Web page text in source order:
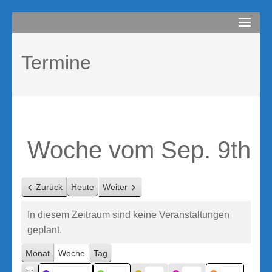
Inhalt
(Enter
drücken)
compurem
Termine
Woche vom Sep. 9th
Zurück Heute Weiter
In diesem Zeitraum sind keine Veranstaltungen
geplant.
Monat Woche Tag